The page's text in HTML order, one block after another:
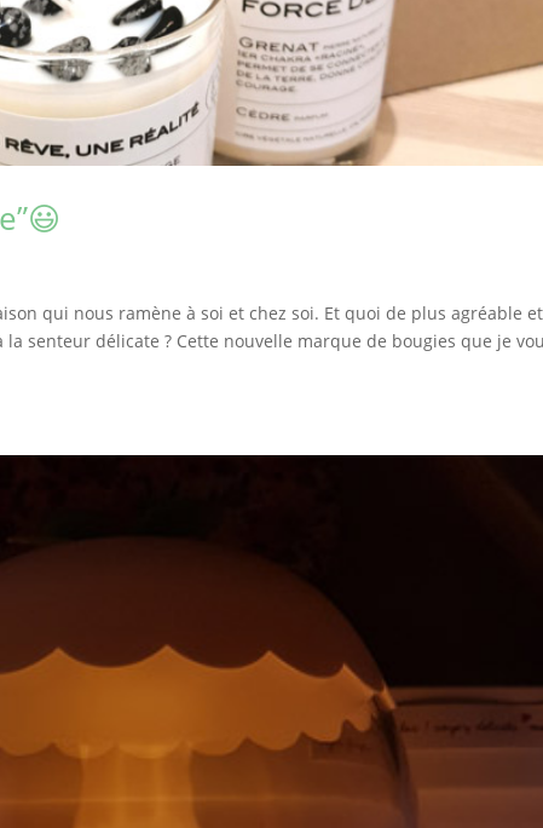
qui nous ramène à soi et chez soi. Et quoi de plus agréable et
senteur délicate ? Cette nouvelle marque de bougies que je